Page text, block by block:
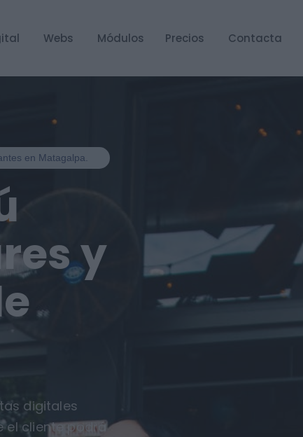
Webs Módulos Precios Contacta
en Matagalpa.
y
digitales
el cliente podrá